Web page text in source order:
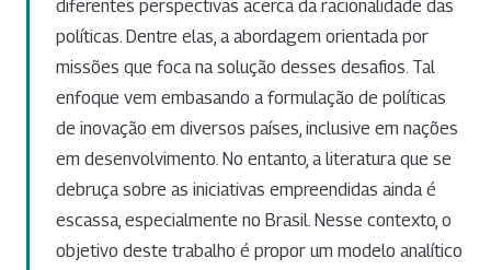
diferentes perspectivas acerca da racionalidade das
políticas. Dentre elas, a abordagem orientada por
missões que foca na solução desses desafios. Tal
enfoque vem embasando a formulação de políticas
de inovação em diversos países, inclusive em nações
em desenvolvimento. No entanto, a literatura que se
debruça sobre as iniciativas empreendidas ainda é
escassa, especialmente no Brasil. Nesse contexto, o
objetivo deste trabalho é propor um modelo analítico